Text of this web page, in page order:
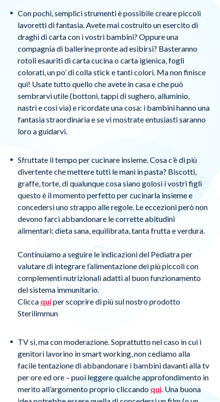
Con pochi, semplici strumenti è possibile creare piccoli
lavoretti di fantasia. Avete mai costruito un esercito di
draghi di carta con i vostri bambini? Oppure una
compagnia di ballerine pronte ad esibirsi? Basteranno
rotoli esauriti di carta cucina o carta igienica, fogli
colorati, un po’ di colla stick e tanti colori. Ma non finisce
qui! Usate tutto quello che avete in casa e che può
sembrarvi utile (bottoni, tappi di sughero, alluminio,
nastri e così via) e ricordate una cosa: i bambini hanno una
fantasia straordinaria e se vi mostrate entusiasti saranno
loro a guidarvi.
Sfruttate il tempo per cucinare insieme. Cosa c’è di più
divertente che mettere tutti le mani in pasta? Biscotti,
graffe, torte, di qualunque cosa siano golosi i vostri figli
questo è il momento perfetto per cucinarla insieme e
concedersi uno strappo alle regole. Le eccezioni però non
devono farci abbandonare le corrette abitudini
alimentari: dieta sana, equilibrata, tanta frutta e verdura.
Continuiamo a seguire le indicazioni del Pediatra per
valutare di integrare l’alimentazione dei più piccoli con
complementi nutrizionali adatti al buon funzionamento
del sistema immunitario.
Clicca quiper scoprire di più sul nostro prodotto
Sterilimmun
TV sì, ma con moderazione. Soprattutto nel caso in cui i
genitori lavorino in smart working, non cediamo alla
facile tentazione di abbandonare i bambini davanti alla tv
per ore ed ore – puoi leggere qualche approfondimento in
merito all’argomento proprio cliccando qui. Una buona